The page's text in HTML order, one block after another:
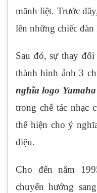
mãnh liệt. Trước
lên những chiếc đàn
Sau đó, sự thay
thành hình ảnh 3
nghĩa logo Yamaha
trong chế tác nhạc
thể hiện cho ý
điệu.
Cho đến năm
chuyển hướng